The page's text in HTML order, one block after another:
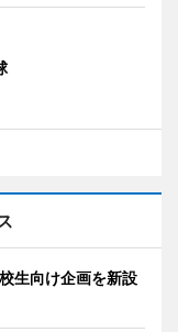
生向け企画を新設